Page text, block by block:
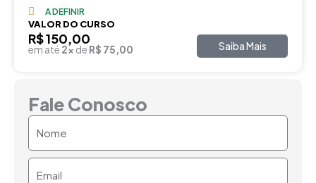
A DEFINIR
VALOR DO CURSO
R$ 150,00
em até 2x de R$ 75,00 Saiba Mais
Fale Conosco